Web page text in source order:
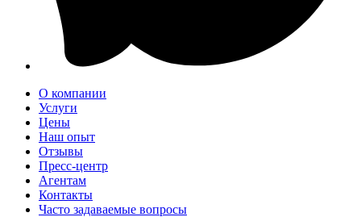
О компании
Услуги
Цены
Наш опыт
Отзывы
Пресс-центр
Агентам
Контакты
Часто задаваемые вопросы